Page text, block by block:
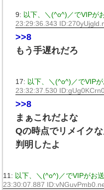
9: 以下、＼(^o^)／でVIPが
23:29:36.343
>>8
もう手遅れだろ
17: 以下、＼(^o^)／でVIP
23:32:37.530
>>8
まぁこれだよな
Qの時点でリメイク
判明したよ
11: 以下、＼(^o^)／でVIPがお
23:30:07.887